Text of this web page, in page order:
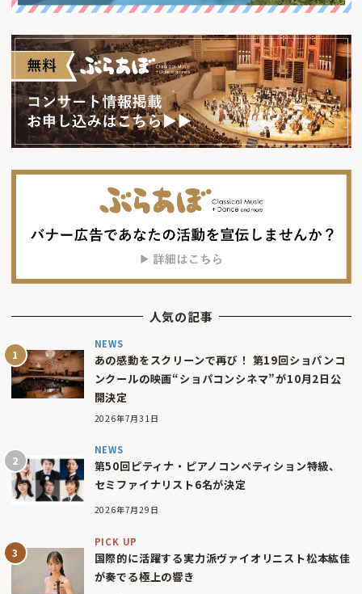
人気の記事
NEWS
あの感動をスクリーンで再び！ 第19回ショパンコ
ンクールの映画“ショパコンシネマ”が10月2日公
開決定
2026年7月31日
NEWS
第50回ピティナ・ピアノコンペティション特級、
セミファイナリスト6名が決定
2026年7月29日
PICK UP
国際的に活躍する実力派ヴァイオリニスト松本紘佳
が奏でる極上の響き